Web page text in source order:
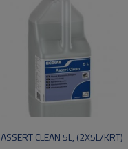
ASSERT CLEAN 5L, (2X5L/KRT)